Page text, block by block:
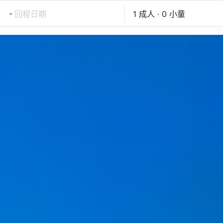
- 回程日期 1 成人 · 0 小童